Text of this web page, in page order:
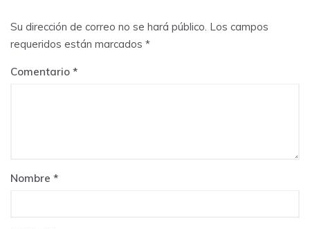
Su dirección de correo no se hará público. Los campos
requeridos están marcados *
Comentario
Nombre *